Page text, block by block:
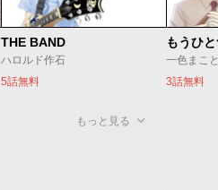
THE BAND
ハロルド作石
5話無料
一色まこと
3話無料
もっと見る